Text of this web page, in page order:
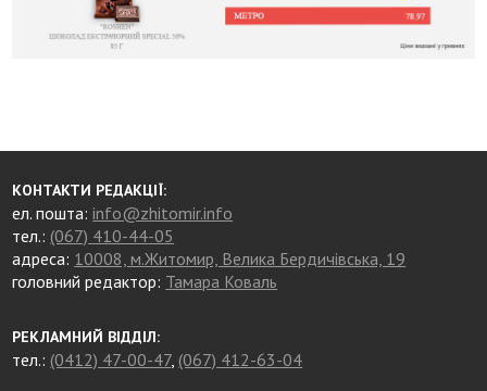
КОНТАКТИ РЕДАКЦІЇ:
ел. пошта:info@zhitomir.info
тел.: (067) 410-44-05
адреса: 10008, м.Житомир, Велика Бердичівська, 19
головний редактор: Тамара Коваль
РЕКЛАМНИЙ ВІДДІЛ:
тел.: (0412) 47-00-47, (067) 412-63-04